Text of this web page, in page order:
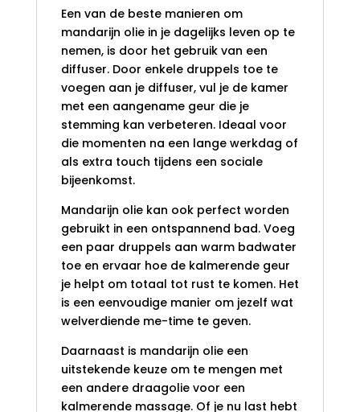
Een van de beste manieren om
mandarijn olie in je dagelijks leven op te
nemen, is door het gebruik van een
diffuser. Door enkele druppels toe te
voegen aan je diffuser, vul je de kamer
met een aangename geur die je
stemming kan verbeteren. Ideaal voor
die momenten na een lange werkdag of
als extra touch tijdens een sociale
bijeenkomst.
Mandarijn olie kan ook perfect worden
gebruikt in een ontspannend bad. Voeg
een paar druppels aan warm badwater
toe en ervaar hoe de kalmerende geur
je helpt om totaal tot rust te komen. Het
is een eenvoudige manier om jezelf wat
welverdiende me-time te geven.
Daarnaast is mandarijn olie een
uitstekende keuze om te mengen met
een andere draagolie voor een
kalmerende massage. Of je nu last hebt